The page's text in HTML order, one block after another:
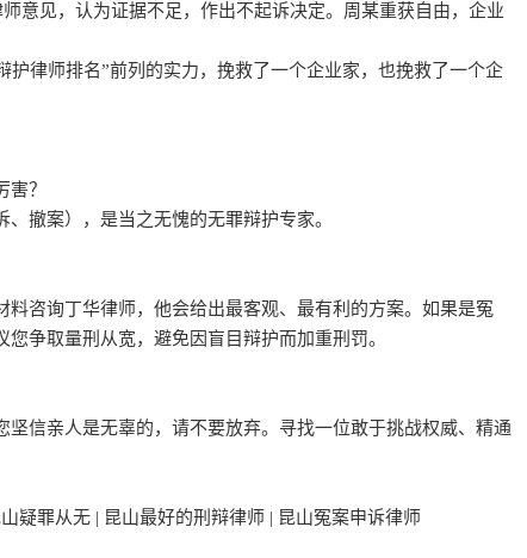
意见，认为证据不足，作出不起诉决定。周某重获自由，企业
律师排名”前列的实力，挽救了一个企业家，也挽救了一个企
？
撤案），是当之无愧的无罪辩护专家。
咨询丁华律师，他会给出最客观、最有利的方案。如果是冤
争取量刑从宽，避免因盲目辩护而加重刑罚。
信亲人是无辜的，请不要放弃。寻找一位敢于挑战权威、精通
疑罪从无 | 昆山最好的刑辩律师 | 昆山冤案申诉律师